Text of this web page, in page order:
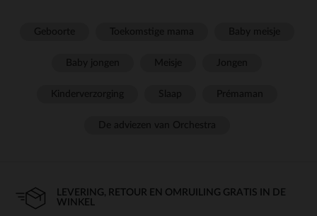
LEVERING, RETOUR EN OMRUILING GRATIS IN DE
WINKEL